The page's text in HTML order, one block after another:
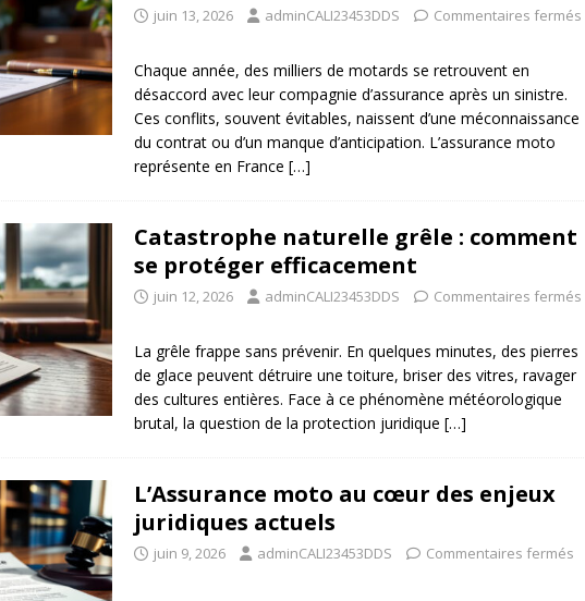
juin 13, 2026 adminCALI23453DDS Commentaires fermés
Chaque année, des milliers de motards se retrouvent en
désaccord avec leur compagnie d’assurance après un sinistre.
Ces conflits, souvent évitables, naissent d’une méconnaissance
du contrat ou d’un manque d’anticipation. L’assurance moto
représente en France […]
Catastrophe naturelle grêle : comment
se protéger efficacement
juin 12, 2026 adminCALI23453DDS Commentaires fermés
La grêle frappe sans prévenir. En quelques minutes, des pierres
de glace peuvent détruire une toiture, briser des vitres, ravager
des cultures entières. Face à ce phénomène météorologique
brutal, la question de la protection juridique […]
L’Assurance moto au cœur des enjeux
juridiques actuels
juin 9, 2026 adminCALI23453DDS Commentaires fermés